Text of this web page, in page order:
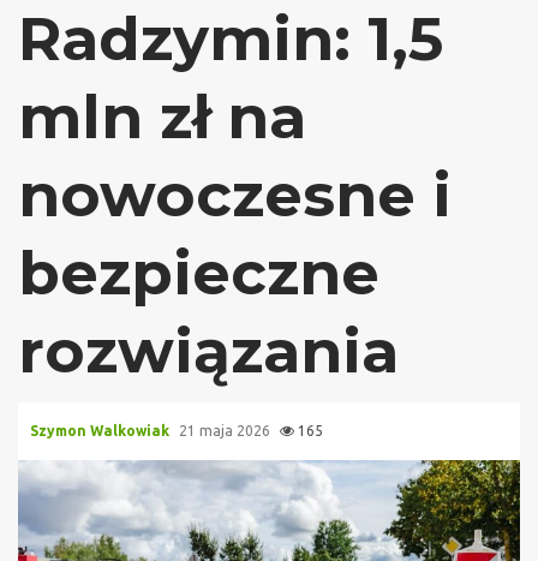
Radzymin: 1,5
mln zł na
nowoczesne i
bezpieczne
rozwiązania
Szymon Walkowiak 21 maja 2026 165